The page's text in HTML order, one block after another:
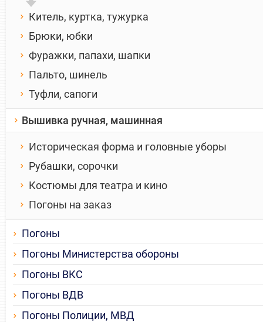
Китель, куртка, тужурка
Брюки, юбки
Фуражки, папахи, шапки
Пальто, шинель
Туфли, сапоги
Вышивка ручная, машинная
Историческая форма и головные уборы
Рубашки, сорочки
Костюмы для театра и кино
Погоны на заказ
Погоны
Погоны Министерства обороны
Погоны ВКС
Погоны ВДВ
Погоны Полиции, МВД